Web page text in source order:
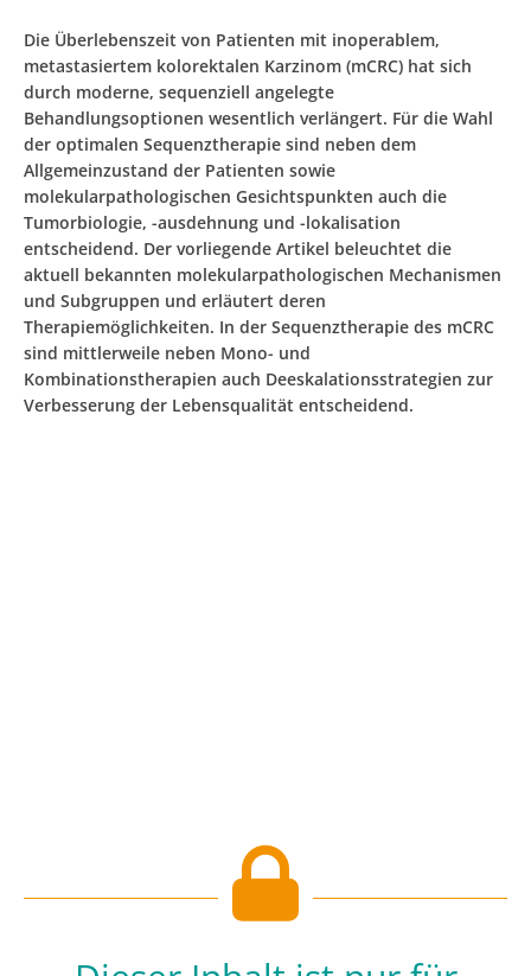
Die Überlebenszeit von Patienten mit inoperablem,
metastasiertem kolorektalen Karzinom (mCRC) hat sich
durch moderne, sequenziell angelegte
Behandlungsoptionen wesentlich verlängert. Für die Wahl
der optimalen Sequenztherapie sind neben dem
Allgemeinzustand der Patienten sowie
molekularpathologischen Gesichtspunkten auch die
Tumorbiologie, -ausdehnung und -lokalisation
entscheidend. Der vorliegende Artikel beleuchtet die
aktuell bekannten molekularpathologischen Mechanismen
und Subgruppen und erläutert deren
Therapiemöglichkeiten. In der Sequenztherapie des mCRC
sind mittlerweile neben Mono- und
Kombinationstherapien auch Deeskalationsstrategien zur
Verbesserung der Lebensqualität entscheidend.